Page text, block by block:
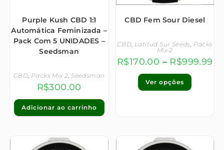
Purple Kush CBD 1:1
Automática Feminizada –
Pack Com 5 UNIDADES –
Seedsman
CBD Packs Mix 2 ,Seedsman
R$300.00
Adicionar ao carrinho
CBD Fem Sour Diesel
CBD Latitud Sur Seeds Packs
Mix 2
R$170.00 – R$999.99
Ver opções